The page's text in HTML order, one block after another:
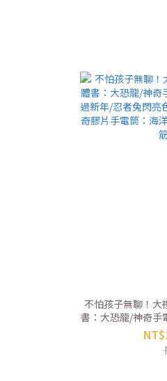
不怕孩子無聊！大
書：大恐龍/神奇手
新年/忍者兔閃亮
膠片手電筒：海